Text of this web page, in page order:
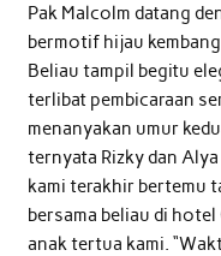
Pak Malcolm datang
bermotif hijau
Beliau tampil begitu
terlibat pembicaraan
menanyakan umur
ternyata Rizky dan
kami terakhir bertemu
bersama beliau di
anak tertua kami.